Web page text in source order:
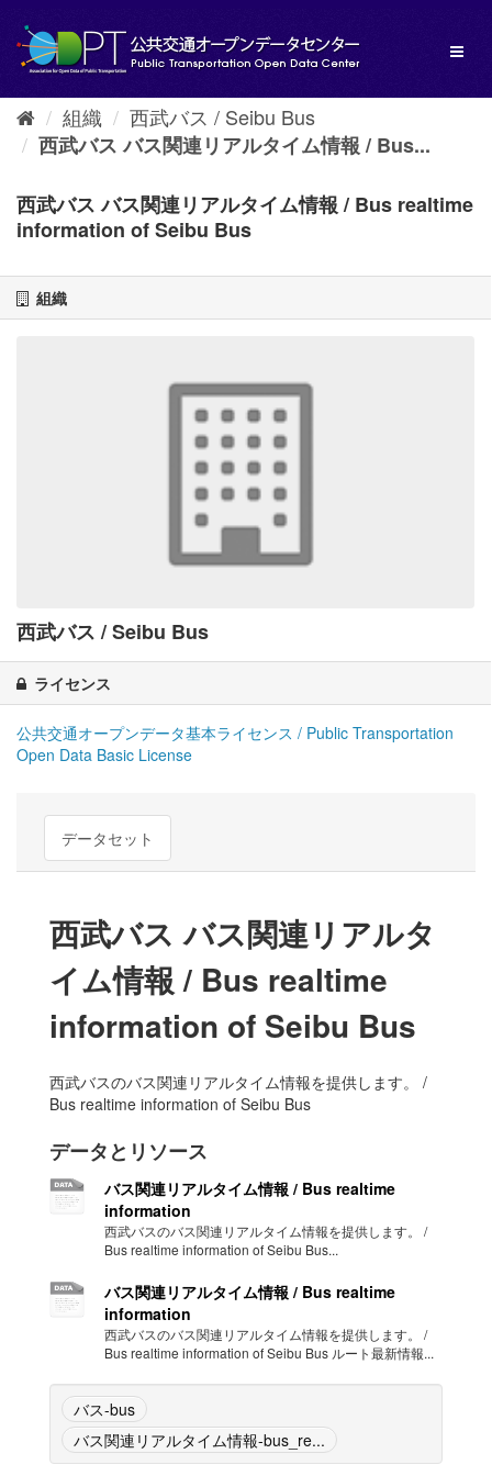
し
組織
西武バス / Seibu Bus
西武バス バス関連リアルタイム情報 / Bus...
西武バス バス関連リアルタイム情報 / Bus realtime
information of Seibu Bus
組織
西武バス / Seibu Bus
ライセンス
公共交通オープンデータ基本ライセンス / Public Transportation
Open Data Basic License
データセット
西武バス バス関連リアルタ
イム情報 / Bus realtime
information of Seibu Bus
西武バスのバス関連リアルタイム情報を提供します。 /
Bus realtime information of Seibu Bus
データとリソース
バス関連リアルタイム情報 / Bus realtime
information
西武バスのバス関連リアルタイム情報を提供します。 /
Bus realtime information of Seibu Bus...
バス関連リアルタイム情報 / Bus realtime
information
西武バスのバス関連リアルタイム情報を提供します。 /
Bus realtime information of Seibu Bus ルート最新情報...
バス-bus
バス関連リアルタイム情報-bus_re...